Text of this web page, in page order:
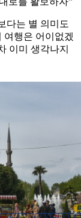
다는 별 의미도
여행은 어이없겠
이미 생각나지